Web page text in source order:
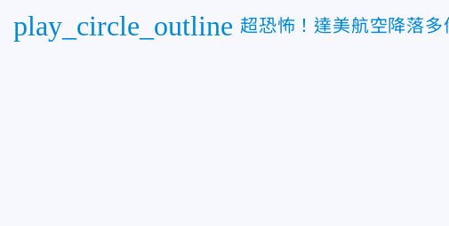
play_circle_outline 超恐怖！達美航空降落